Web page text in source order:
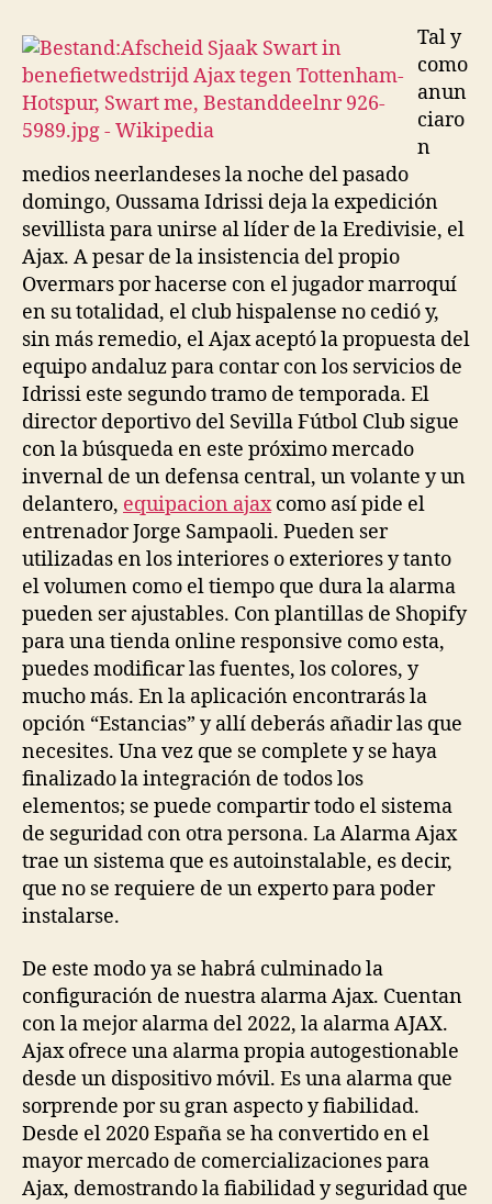
Tal y
como
anun
ciaro
n
medios neerlandeses la noche del pasado
domingo, Oussama Idrissi deja la expedición
sevillista para unirse al líder de la Eredivisie, el
Ajax. A pesar de la insistencia del propio
Overmars por hacerse con el jugador marroquí
en su totalidad, el club hispalense no cedió y,
sin más remedio, el Ajax aceptó la propuesta del
equipo andaluz para contar con los servicios de
Idrissi este segundo tramo de temporada. El
director deportivo del Sevilla Fútbol Club sigue
con la búsqueda en este próximo mercado
invernal de un defensa central, un volante y un
delantero, equipacion ajaxcomo así pide el
entrenador Jorge Sampaoli. Pueden ser
utilizadas en los interiores o exteriores y tanto
el volumen como el tiempo que dura la alarma
pueden ser ajustables. Con plantillas de Shopify
para una tienda online responsive como esta,
puedes modificar las fuentes, los colores, y
mucho más. En la aplicación encontrarás la
opción “Estancias” y allí deberás añadir las que
necesites. Una vez que se complete y se haya
finalizado la integración de todos los
elementos; se puede compartir todo el sistema
de seguridad con otra persona. La Alarma Ajax
trae un sistema que es autoinstalable, es decir,
que no se requiere de un experto para poder
instalarse.
De este modo ya se habrá culminado la
configuración de nuestra alarma Ajax. Cuentan
con la mejor alarma del 2022, la alarma AJAX.
Ajax ofrece una alarma propia autogestionable
desde un dispositivo móvil. Es una alarma que
sorprende por su gran aspecto y fiabilidad.
Desde el 2020 España se ha convertido en el
mayor mercado de comercializaciones para
Ajax, demostrando la fiabilidad y seguridad que